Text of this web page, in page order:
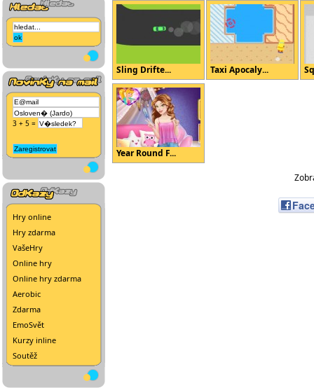
3 + 5 =
Hry online
Hry zdarma
VašeHry
Online hry
Online hry zdarma
Aerobic
Zdarma
EmoSvět
Kurzy inline
Soutěž
Sling Drifte... Taxi Apocaly...
Year Round F...